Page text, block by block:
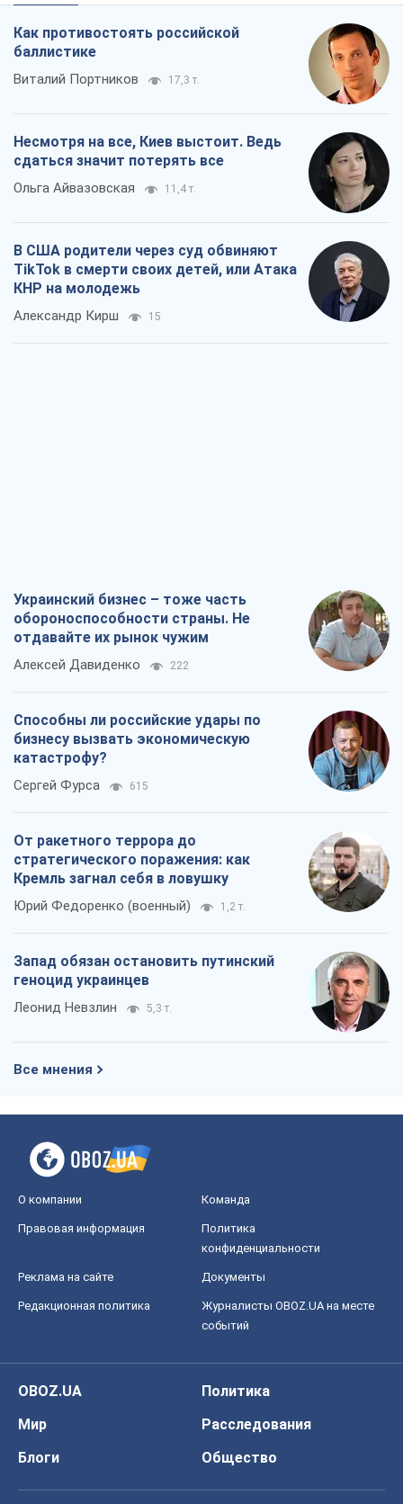
Как противостоять российской
баллистике
Виталий Портников 17,3 т.
Несмотря на все, Киев выстоит. Ведь
сдаться значит потерять все
Ольга Айвазовская 11,4 т.
В США родители через суд обвиняют
TikTok в смерти своих детей, или Атака
КНР на молодежь
Александр Кирш 15
Украинский бизнес – тоже часть
обороноспособности страны. Не
отдавайте их рынок чужим
Алексей Давиденко 222
Способны ли российские удары по
бизнесу вызвать экономическую
катастрофу?
Сергей Фурса 615
От ракетного террора до
стратегического поражения: как
Кремль загнал себя в ловушку
Юрий Федоренко (военный) 1,2 т.
Запад обязан остановить путинский
геноцид украинцев
Леонид Невзлин 5,3 т.
Все мнения
О компании Команда
Правовая информация
Политика
конфиденциальности
Реклама на сайте Документы
Редакционная политика
Журналисты OBOZ.UA на месте
событий
OBOZ.UA
Политика
Мир
Расследования
Блоги
Общество